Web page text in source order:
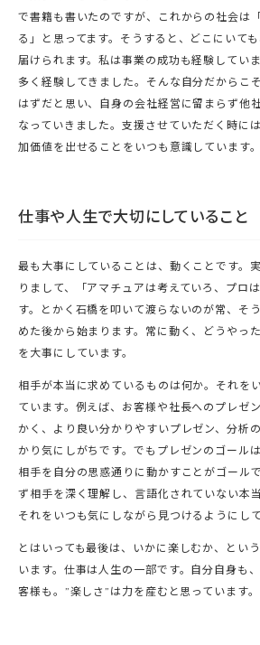
で書籍も書いたのですが、これからの社会は
る」と思ってます。そうすると、どこにいて
届けられます。私は事業の成功も経験してい
多く経験してきました。そんな自分だからこ
はずだと思い、自身の会社経営に留まらず他
なっていきました。支援させていただく時に
加価値を出せることをいつも意識しています。
仕事や人生で大切にしていること
最も大事にしていることは、動くことです。
りまして、「アマチュアは考えていろ、プロ
す。とかく石橋を叩いて渡らないのが常、そ
めた後から始まります。常に動く、どうやっ
を大事にしています。
相手が本当に求めているものは何か。それを
ています。例えば、お客様や社長へのプレゼ
かく、より良い分かりやすいプレゼン、分析
かり気にしがちです。でもプレゼンのゴール
相手を自分の思惑通りに動かすことがゴール
ず相手を深く理解し、言語化されていない本
それをいつも気にしながら見つけるようにして
とはいっても最後は、いかに楽しむか、とい
います。仕事は人生の一部です。自分自身も
客様も。”楽しさ”は力を産むと思っています。